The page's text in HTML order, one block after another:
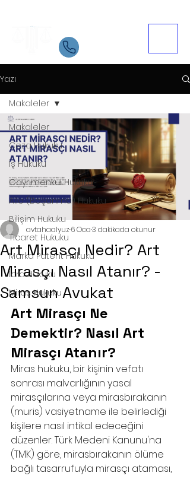
05534084721
Yazı
Makaleler
Ceza Hukuku
İş Hukuku
Gayrimenkul Hukuku
Aile (Boşanma) Hukuku
Bilişim Hukuku
Ticaret Hukuku
Marka Patent Hukuku
İcra Hukuku
Miras Hukuku
Makaleler
Art Mirasçı Nedir? Art
Mirasçı Nasıl Atanır? -
Samsun Avukat
avtahaalyuz 6 Oca3 dakikada okunur
Art Mirasçı Ne
Demektir? Nasıl Art
Mirasçı Atanır?
Miras hukuku, bir kişinin vefatı
sonrası malvarlığının yasal
mirasçılarına veya mirasbırakanın
(muris) vasiyetname ile belirlediği
kişilere nasıl intikal edeceğini
düzenler. Türk Medeni Kanunu'na
(TMK) göre, mirasbırakanın ölüme
bağlı tasarrufuyla mirasçı ataması,